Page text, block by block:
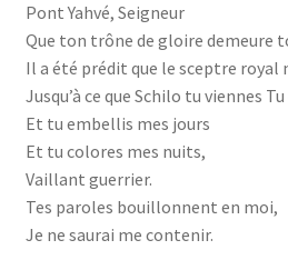
Pont Yahvé, Seigneur
Que ton trône de gloire demeure
Il a été prédit que le sceptre royal
Jusqu’à ce que Schilo tu viennes
Et tu embellis mes jours
Et tu colores mes nuits,
Vaillant guerrier.
Tes paroles bouillonnent en moi,
Je ne saurai me contenir.